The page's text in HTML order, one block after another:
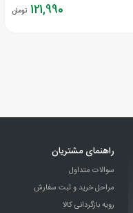
121,990 تومان
راهنمای مشتریان
سوالات متداول
مراحل خرید و ثبت سفارش
رویه بازگردانی کالا